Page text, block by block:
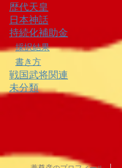
歴代天皇
日本神話
持続化補助金
採択結果
書き方
戦国武将関連
未分類